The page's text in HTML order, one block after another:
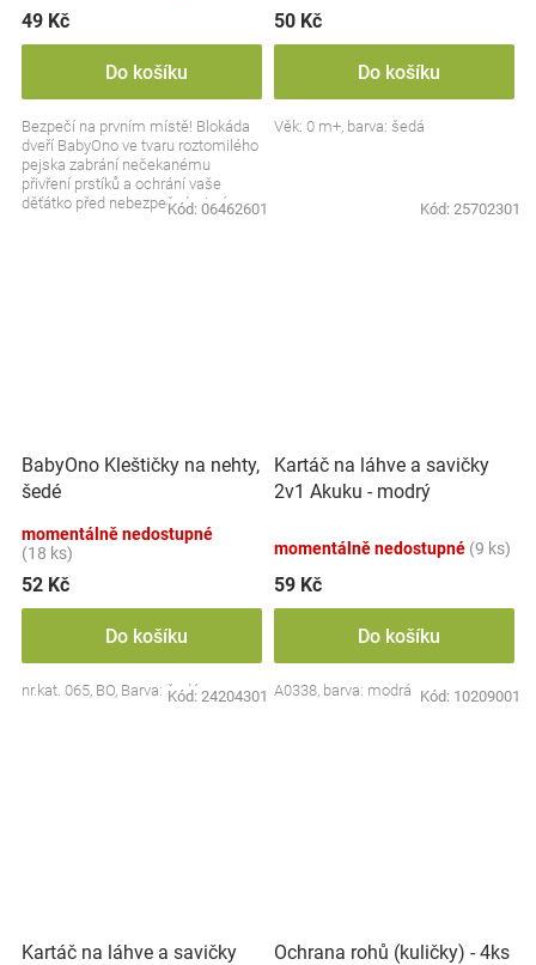
49 Kč
Do košíku
Bezpečí na prvním místě! Blokáda
dveří BabyOno ve tvaru roztomilého
pejska zabrání nečekanému
přivření prstíků a ochrání vaše
děťátko před nebezpečnými nárazy.
Kód: 06462601
50 Kč
Do košíku
Věk: 0 m+, barva: šedá
Kód: 25702301
BabyOno Kleštičky na nehty,
šedé
momentálně nedostupné
(18 ks)
52 Kč
Do košíku
nr.kat. 065, BO, Barva: šedá
Kód: 24204301
Kartáč na láhve a savičky
2v1 Akuku - modrý
momentálně nedostupné (9 ks)
59 Kč
Do košíku
A0338, barva: modrá Kód: 10209001
Kartáč na láhve a savičky
Ochrana rohů (kuličky) - 4ks